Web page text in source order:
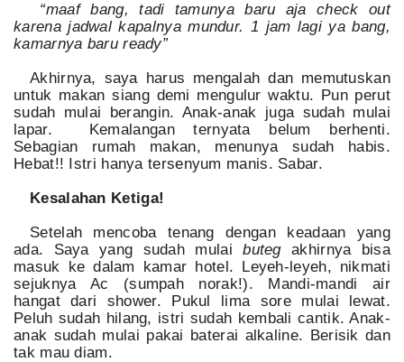
“maaf bang, tadi tamunya baru aja check out
karena jadwal kapalnya mundur. 1 jam lagi ya bang,
kamarnya baru ready”
Akhirnya, saya harus mengalah dan memutuskan
untuk makan siang demi mengulur waktu. Pun perut
sudah mulai berangin. Anak-anak juga sudah mulai
lapar. Kemalangan ternyata belum berhenti.
Sebagian rumah makan, menunya sudah habis.
Hebat!! Istri hanya tersenyum manis. Sabar.
Kesalahan Ketiga!
Setelah mencoba tenang dengan keadaan yang
ada. Saya yang sudah mulaibutegakhirnya bisa
masuk ke dalam kamar hotel. Leyeh-leyeh, nikmati
sejuknya Ac (sumpah norak!). Mandi-mandi air
hangat dari shower. Pukul lima sore mulai lewat.
Peluh sudah hilang, istri sudah kembali cantik. Anak-
anak sudah mulai pakai baterai alkaline. Berisik dan
tak mau diam.